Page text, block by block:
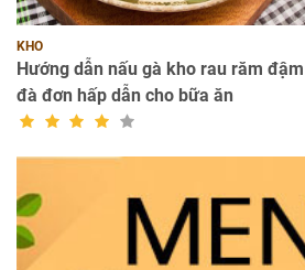
KHO
Hướng dẫn nấu gà kho rau răm đậm
đà đơn hấp dẫn cho bữa ăn